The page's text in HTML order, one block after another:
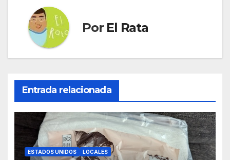
Por El Rata
Entrada relacionada
ESTADOS UNIDOS LOCALES